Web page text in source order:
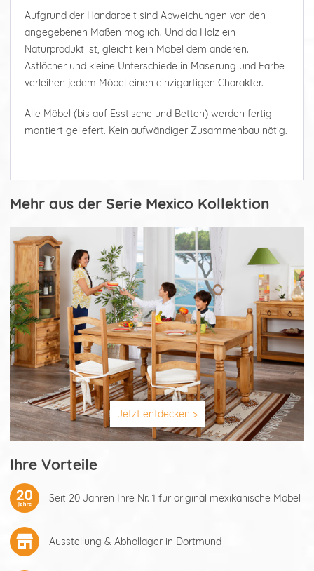
Aufgrund der Handarbeit sind Abweichungen von den
angegebenen Maßen möglich. Und da Holz ein
Naturprodukt ist, gleicht kein Möbel dem anderen.
Astlöcher und kleine Unterschiede in Maserung und Farbe
verleihen jedem Möbel einen einzigartigen Charakter.
Alle Möbel (bis auf Esstische und Betten) werden fertig
montiert geliefert. Kein aufwändiger Zusammenbau nötig.
Mehr aus der Serie Mexico Kollektion
Jetzt entdecken >
Ihre Vorteile
Seit 20 Jahren Ihre Nr. 1 für original mexikanische Möbel
Ausstellung & Abhollager in Dortmund